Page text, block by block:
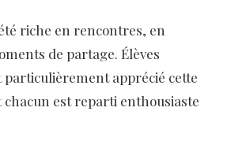
riche en rencontres, en
de partage. Élèves
particulièrement apprécié cette
chacun est reparti enthousiaste